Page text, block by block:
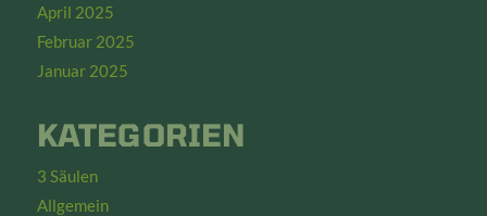
April 2025
Februar 2025
Januar 2025
KATEGORIEN
3 Säulen
Allgemein